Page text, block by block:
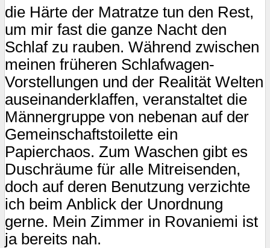
die Härte der Matratze tun den Rest,
um mir fast die ganze Nacht den
Schlaf zu rauben. Während zwischen
meinen früheren Schlafwagen-
Vorstellungen und der Realität Welten
auseinanderklaffen, veranstaltet die
Männergruppe von nebenan auf der
Gemeinschaftstoilette ein
Papierchaos. Zum Waschen gibt es
Duschräume für alle Mitreisenden,
doch auf deren Benutzung verzichte
ich beim Anblick der Unordnung
gerne. Mein Zimmer in Rovaniemi ist
ja bereits nah.